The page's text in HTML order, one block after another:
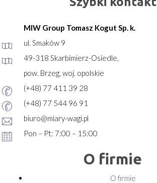
MIW Group Tomasz Kogut Sp. k.
ul. Smaków 9
49-318 Skarbimierz-Osiedle,
pow. Brzeg, woj. opolskie
(+48) 77 411 39 28
(+48) 77 544 96 91
biuro@miary-wagi.pl
Pon – Pt: 7:00 – 15:00
O firmie
O firmie